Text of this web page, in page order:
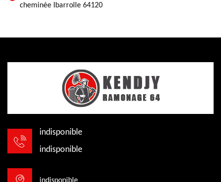
cheminée Ibarrolle 64120
indisponible
indisponible